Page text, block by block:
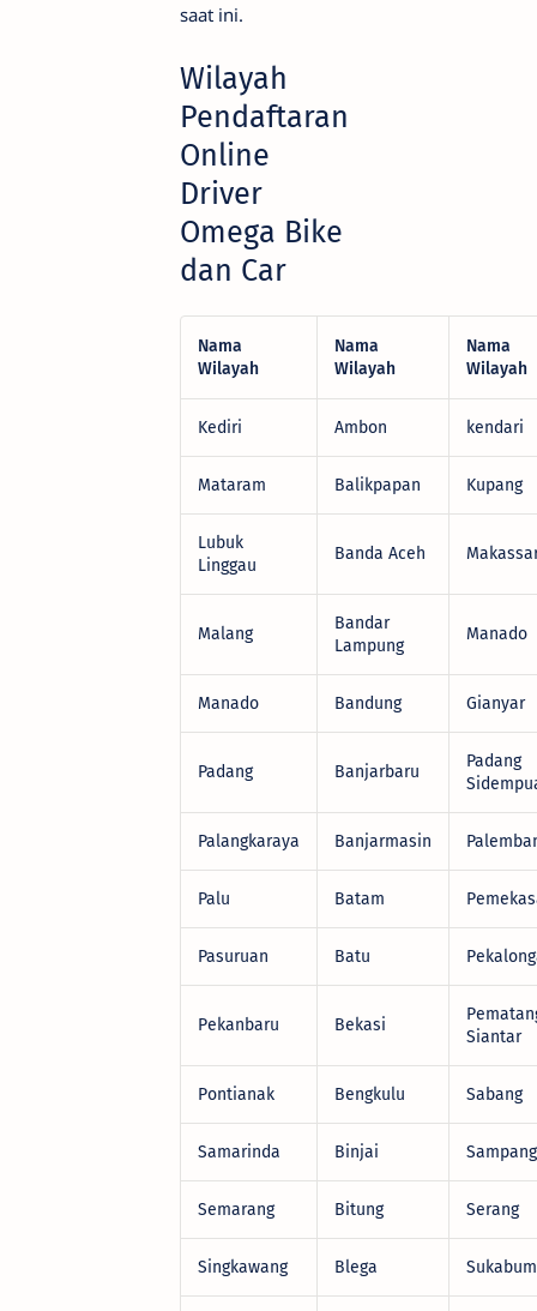
saat ini.
Wilayah
Pendaftaran
Online
Driver
Omega Bike
dan Car
Nama
Wilayah
Nama
Wilayah
Nama
Wilayah
Kediri Ambon kendari
Mataram Balikpapan Kupang
Lubuk
Linggau
Banda Aceh
Malang
Bandar
Lampung
Manado
Manado Bandung Gianyar
Padang Banjarbaru
Padang
Palangkaraya Banjarmasin
Palu Batam
Pasuruan Batu
Pekanbaru Bekasi
Siantar
Pontianak Bengkulu Sabang
Samarinda Binjai Sampang
Semarang Bitung Serang
Singkawang Blega